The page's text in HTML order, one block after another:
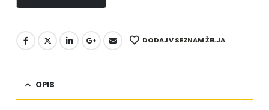
DODAJ V SEZNAM ŽELJA
OPIS